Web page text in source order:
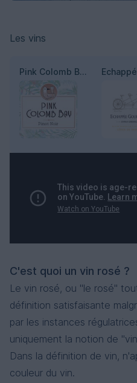
C'est quoi un vin rosé ?
Le vin rosé, ou "le rosé"
définition satisfaisante
par les instances
uniquement la notion de
Dans la définition de vin,
couleur du vin.
Les vins
Pink Colomb Bay